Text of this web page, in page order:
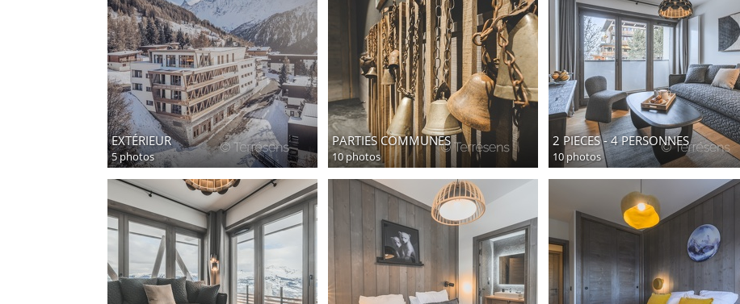
EXTÉRIEUR
5 photos
PARTIES COMMUNES
10 photos
2 PIECES - 4 PERSONNES
10 photos